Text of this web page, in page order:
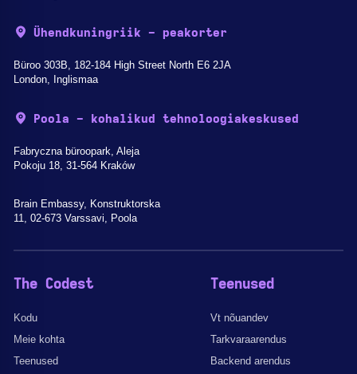
Ühendkuningriik - peakorter
Büroo 303B, 182-184 High Street North E6 2JA
London, Inglismaa
Poola - kohalikud tehnoloogiakeskused
Fabryczna büroopark, Aleja
Pokoju 18, 31-564 Kraków
Brain Embassy, Konstruktorska
11, 02-673 Varssavi, Poola
The Codest
Kodu
Meie kohta
Teenused
Teenused
Vt nõuandev
Tarkvaraarendus
Backend arendus